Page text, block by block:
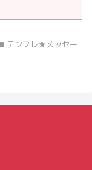
テンプレ★メッセー